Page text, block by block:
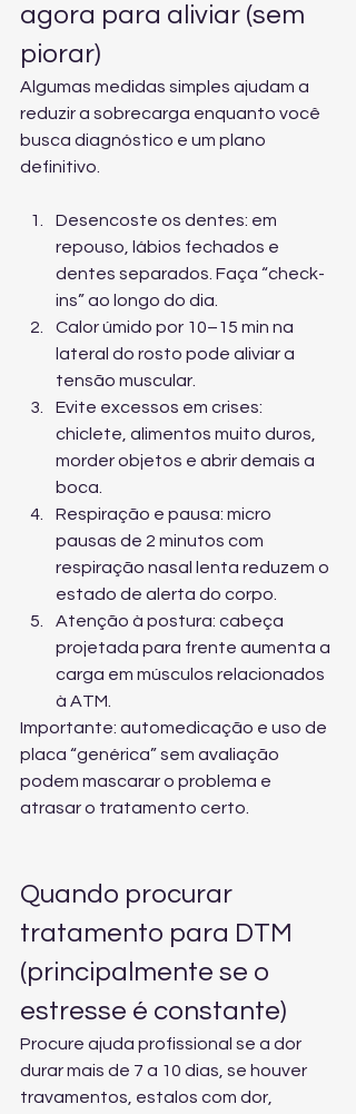
agora para aliviar (sem
piorar)
Algumas medidas simples ajudam a
reduzir a sobrecarga enquanto você
busca diagnóstico e um plano
definitivo.
Desencoste os dentes: em
repouso, lábios fechados e
dentes separados. Faça “check-
ins” ao longo do dia.
Calor úmido por 10–15 min na
lateral do rosto pode aliviar a
tensão muscular.
Evite excessos em crises:
chiclete, alimentos muito duros,
morder objetos e abrir demais a
boca.
Respiração e pausa: micro
pausas de 2 minutos com
respiração nasal lenta reduzem o
estado de alerta do corpo.
Atenção à postura: cabeça
projetada para frente aumenta a
carga em músculos relacionados
à ATM.
Importante: automedicação e uso de
placa “genérica” sem avaliação
podem mascarar o problema e
atrasar o tratamento certo.
Quando procurar
tratamento para DTM
(principalmente se o
estresse é constante)
Procure ajuda profissional se a dor
durar mais de 7 a 10 dias, se houver
travamentos, estalos com dor,